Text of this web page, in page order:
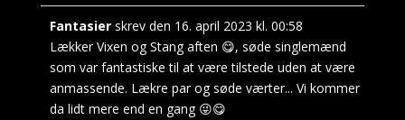
Fantasier skrev den 16. april 2023 kl. 00:58
Lækker Vixen og Stang aften 😋, søde singlemænd
som var fantastiske til at være tilstede uden at være
anmassende. Lækre par og søde værter... Vi kommer
da lidt mere end en gang 😜😋